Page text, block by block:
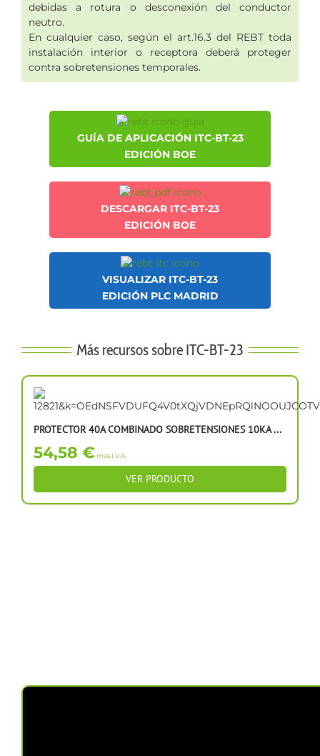
debidas a rotura o desconexión del conductor
neutro.
En cualquier caso, según el art.16.3 del REBT toda
instalación interior o receptora deberá proteger
contra sobretensiones temporales.
GUÍA DE APLICACIÓN ITC-BT-23
EDICIÓN BOE
DESCARGAR ITC-BT-23
EDICIÓN BOE
VISUALIZAR ITC-BT-23
EDICIÓN PLC MADRID
Más recursos sobre ITC-BT-23
PROTECTOR 40A COMBINADO SOBRETENSIONES 10KA ...
54,58 €más I.V.A.
VER PRODUCTO